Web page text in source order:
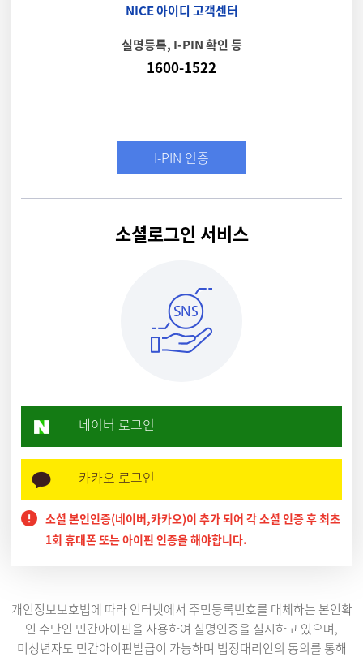
NICE 아이디 고객센터
실명등록, I-PIN 확인 등
1600-1522
I-PIN 인증
소셜로그인 서비스
네이버 로그인
카카오 로그인
소셜 본인인증(네이버,카카오)이 추가 되어 각 소셜 인증 후 최초
1회 휴대폰 또는 아이핀 인증을 해야합니다.
개인정보보호법에 따라 인터넷에서 주민등록번호를 대체하는 본인확
인 수단인 민간아이핀을 사용하여 실명인증을 실시하고 있으며,
미성년자도 민간아이핀발급이 가능하며 법정대리인의 동의를 통해